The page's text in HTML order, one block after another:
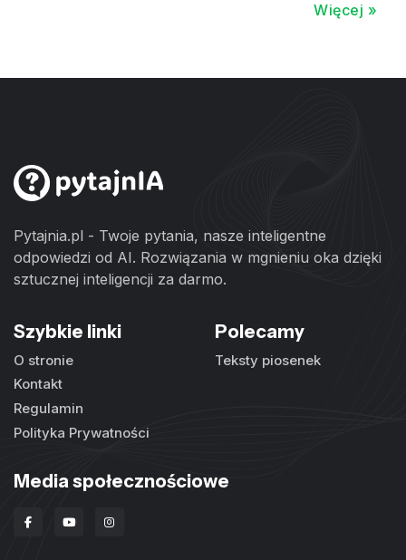
Więcej »
Pytajnia.pl - Twoje pytania, nasze inteligentne
odpowiedzi od AI. Rozwiązania w mgnieniu oka dzięki
sztucznej inteligencji za darmo.
Szybkie linki
O stronie
Kontakt
Regulamin
Polityka Prywatności
Polecamy
Teksty piosenek
Media społecznościowe